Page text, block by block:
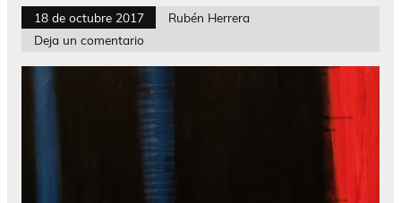
18 de octubre 2017
Rubén Herrera
Deja un comentario